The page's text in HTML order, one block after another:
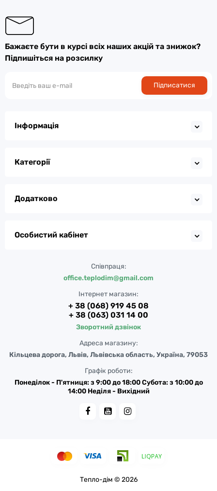
Бажаєте бути в курсі всіх наших акцій та знижок?
Підпишіться на розсилку
Підписатися
Інформація
Категорії
Додатково
Особистий кабінет
Співпраця:
office.teplodim@gmail.com
Інтернет магазин:
+ 38 (068) 919 45 08
+ 38 (063) 031 14 00
Зворотний дзвінок
Адреса магазину:
Кільцева дорога, Львів, Львівська область, Україна, 79053
Графік роботи:
Понеділок - П'ятниця: з 9:00 до 18:00 Субота: з 10:00 до
14:00 Неділя - Вихідний
Тепло-дім © 2026